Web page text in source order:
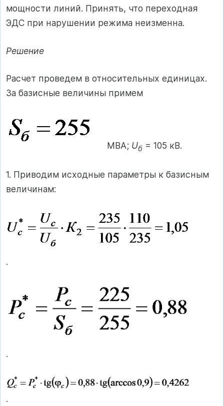
мощности линий. Принять, что переходная
ЭДС при нарушении режима неизменна.
Решение
Расчет проведем в относительных единицах.
За базисные величины примем
МВА; Uб = 105 кВ.
1. Приводим исходные параметры к базисным
величинам:
.
.
.